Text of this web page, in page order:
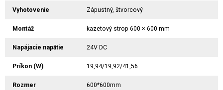
Vyhotovenie Zápustný, štvorcový
Montáž kazetový strop 600 × 600 mm
Napájacie napätie 24V DC
Príkon (W) 19,94/19,92/41,56
Rozmer 600*600mm